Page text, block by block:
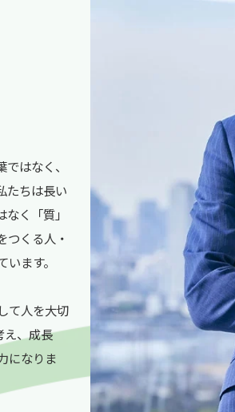
はなく、
たちは長い
く「質」
つくる人・
ます。
て人を大切
え、成長
になりま